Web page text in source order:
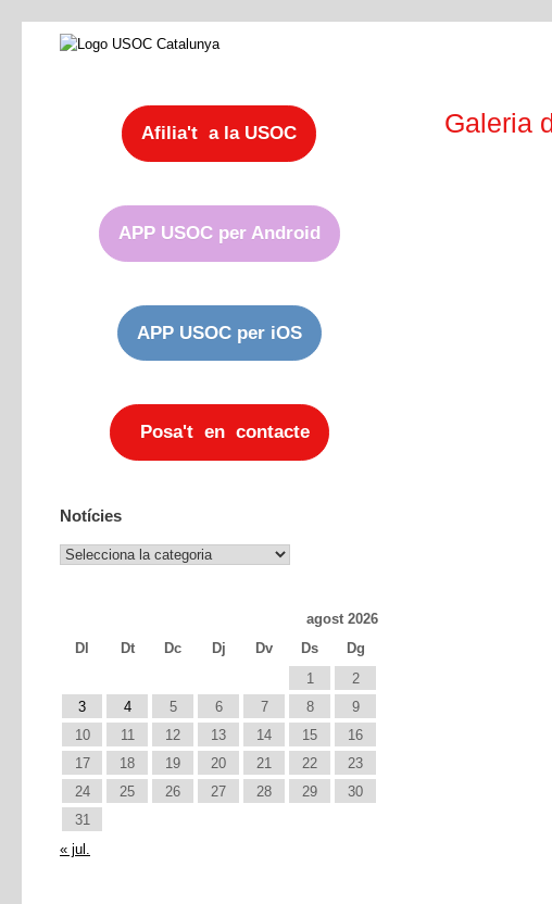
Galeria
Afilia't a la USOC
APP USOC per Android
APP USOC per iOS
Posa't en contacte
Notícies
Notícies
agost 2026
Dl
Dt Dc Dj Dv Ds
Dg
1
2
3
4 5 6 7 8
9
10
11 12 13 14 15
16
17
18 19 20 21 22
23
24
25 26 27 28 29
30
31
« jul.